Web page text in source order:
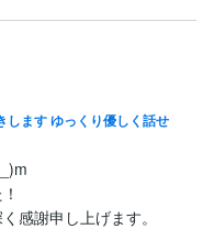
します ゆっくり優しく話せ
感謝申し上げます。